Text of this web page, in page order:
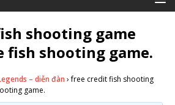
shooting game
fish shooting game.
– diễn đàn › free credit fish shooting
game.